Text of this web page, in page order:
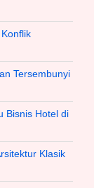
Tersembunyi
Bisnis Hotel di
Klasik